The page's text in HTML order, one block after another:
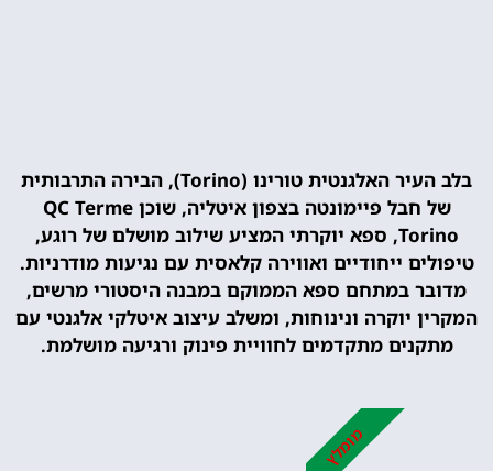
בלב העיר האלגנטית טורינו (Torino), הבירה התרבותית
של חבל פיימונטה בצפון איטליה, שוכן QC Terme
Torino, ספא יוקרתי המציע שילוב מושלם של רוגע,
טיפולים ייחודיים ואווירה קלאסית עם נגיעות מודרניות.
מדובר במתחם ספא הממוקם במבנה היסטורי מרשים,
המקרין יוקרה ונינוחות, ומשלב עיצוב איטלקי אלגנטי עם
מתקנים מתקדמים לחוויית פינוק ורגיעה מושלמת.
מומלץ